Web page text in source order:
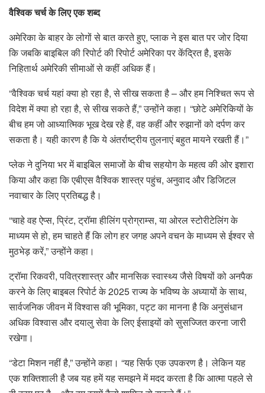
वैश्विक चर्च के लिए एक शब्द
अमेरिका के बाहर के लोगों से बात करते हुए, प्लाक ने इस बात पर जोर दिया
कि जबकि बाइबिल की रिपोर्ट की रिपोर्ट अमेरिका पर केंद्रित है, इसके
निहितार्थ अमेरिकी सीमाओं से कहीं अधिक हैं।
“वैश्विक चर्च यहां क्या हो रहा है, से सीख सकता है – और हम निश्चित रूप से
विदेश में क्या हो रहा है, से सीख सकते हैं,” उन्होंने कहा। “छोटे अमेरिकियों के
बीच हम जो आध्यात्मिक भूख देख रहे हैं, वह कहीं और रुझानों को दर्पण कर
सकता है। यही कारण है कि ये अंतर्राष्ट्रीय तुलनाएं बहुत मायने रखती हैं।”
प्लेक ने दुनिया भर में बाइबिल समाजों के बीच सहयोग के महत्व की ओर इशारा
किया और कहा कि एबीएस वैश्विक शास्त्र पहुंच, अनुवाद और डिजिटल
नवाचार के लिए प्रतिबद्ध है।
“चाहे वह ऐप्स, प्रिंट, ट्रॉमा हीलिंग प्रोग्राम्स, या ओरल स्टोरीटेलिंग के
माध्यम से हो, हम चाहते हैं कि लोग हर जगह अपने वचन के माध्यम से ईश्वर से
मुठभेड़ करें,” उन्होंने कहा।
ट्रॉमा रिकवरी, पवित्रशास्त्र और मानसिक स्वास्थ्य जैसे विषयों को अनपैक
करने के लिए बाइबल रिपोर्ट के 2025 राज्य के भविष्य के अध्यायों के साथ,
सार्वजनिक जीवन में विश्वास की भूमिका, पट्ट का मानना ​​है कि अनुसंधान
अधिक विश्वास और दयालु सेवा के लिए ईसाइयों को सुसज्जित करना जारी
रखेगा।
“डेटा मिशन नहीं है,” उन्होंने कहा। “यह सिर्फ एक उपकरण है। लेकिन यह
एक शक्तिशाली है जब यह हमें यह समझने में मदद करता है कि आत्मा पहले से